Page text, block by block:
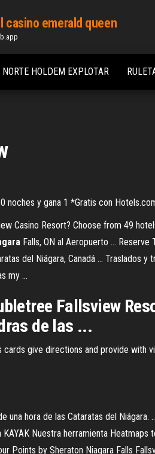
casino emerald queen
NORTE HOLDEM EXPLOTAR
noches y gana 1 *Gratis con
Casino Resort? Choose from 49
Falls, ON al Aeropuerto ... Reserve
del Niágara, Canadá ... Traslados
my ...
Fallsview
de las ...
give directions and provide with
hora de las Cataratas del Niágara.
Nuestra herramienta Heatmaps
Points by Sheraton Niagara Falls